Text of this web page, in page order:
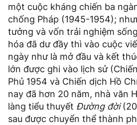
một cuộc kháng chiến ba
chống Pháp (1945-1954);
tưởng và vốn trải nghiệm
hóa đã dư đầy thì vào cuộc
ngày như là mở đầu và kết
lớn được ghi vào lịch sử
Phủ 1954 và Chiến dịch Hồ
nay đã hơn 20 năm, nhà văn
làng tiểu thuyết Đường đời
sau được chuyển thể thành